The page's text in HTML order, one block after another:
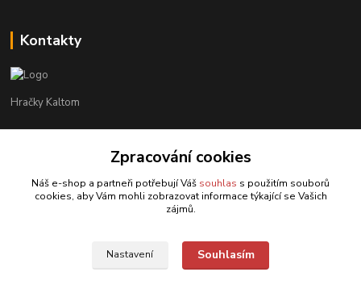
Kontakty
Hračky Kaltom
+420 777 538 008
hrackykaltom@gmail.com
Zpracování cookies
Náš e-shop a partneři potřebují Váš souhlas s použitím souborů
cookies, aby Vám mohli zobrazovat informace týkající se Vašich
zájmů.
Nastavení Souhlasím